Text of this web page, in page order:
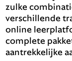
zulke
verschillende
online
complete
aantrekkelijke